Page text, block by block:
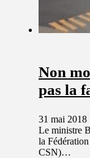
Non
pas la
31 mai 2018
Le ministre
la
CSN)…